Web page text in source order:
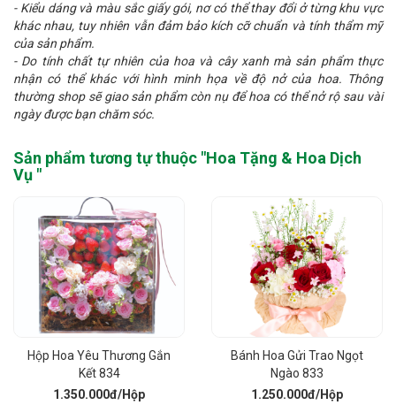
- Kiểu dáng và màu sắc giấy gói, nơ có thể thay đổi ở từng khu vực
khác nhau, tuy nhiên vẫn đảm bảo kích cỡ chuẩn và tính thẩm mỹ
của sản phẩm.
- Do tính chất tự nhiên của hoa và cây xanh mà sản phẩm thực
nhận có thể khác với hình minh họa về độ nở của hoa. Thông
thường shop sẽ giao sản phẩm còn nụ để hoa có thể nở rộ sau vài
ngày được bạn chăm sóc.
Sản phẩm tương tự thuộc "Hoa Tặng & Hoa Dịch
Vụ "
Hộp Hoa Yêu Thương Gắn
Kết 834
1.350.000đ/Hộp
Bánh Hoa Gửi Trao Ngọt
Ngào 833
1.250.000đ/Hộp